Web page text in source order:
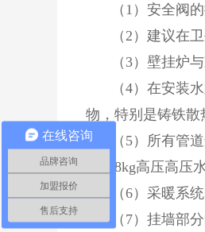
（1）安全阀
（2）建议在
（3）壁挂炉
（4）在安装
物，特别是铸铁散
（5）所有管
气和8kg高压高压
（6）采暖系
（7）挂墙部
在线咨询
品牌咨询
加盟报价
售后支持